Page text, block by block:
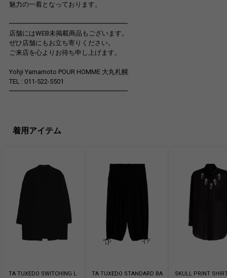
魅力の一着となっております。
━━━━━━━━━━━━━━━━━━
店舗にはWEB未掲載商品もございます。
ぜひ店舗にもお立ち寄りください。
ご来店を心よりお待ち申し上げます。
Yohji Yamamoto POUR HOMME 大丸札幌
TEL : 011-522-5501
━━━━━━━━━━━━━━━━━━
着用アイテム
TA TUXEDO SWITCHING L
TA TUXEDO STANDARD BA
SKULL PRINT